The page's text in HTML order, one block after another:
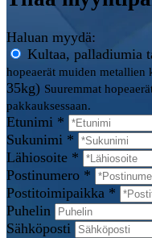
Haluan myydä:
Kultaa, palladiumia
hopeaerät muiden metallien
35kg) Suuremmat
pakkauksessaan.
Etunimi *
Sukunimi *
Lähiosoite *
Postinumero *
Postitoimipaikka *
Puhelin
Sähköposti